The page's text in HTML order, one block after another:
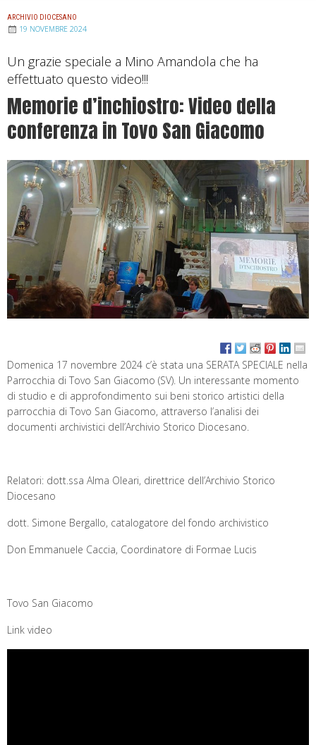
ARCHIVIO DIOCESANO
19 NOVEMBRE 2024
Un grazie speciale a Mino Amandola che ha
effettuato questo video!!!
Memorie d’inchiostro: Video della
conferenza in Tovo San Giacomo
Domenica 17 novembre 2024 c’è stata una SERATA SPECIALE nella
Parrocchia di Tovo San Giacomo (SV). Un interessante momento
di studio e di approfondimento sui beni storico artistici della
parrocchia di Tovo San Giacomo, attraverso l’analisi dei
documenti archivistici dell’Archivio Storico Diocesano.
Relatori: dott.ssa Alma Oleari, direttrice dell’Archivio Storico
Diocesano
dott. Simone Bergallo, catalogatore del fondo archivistico
Don Emmanuele Caccia, Coordinatore di Formae Lucis
Tovo San Giacomo
Link video